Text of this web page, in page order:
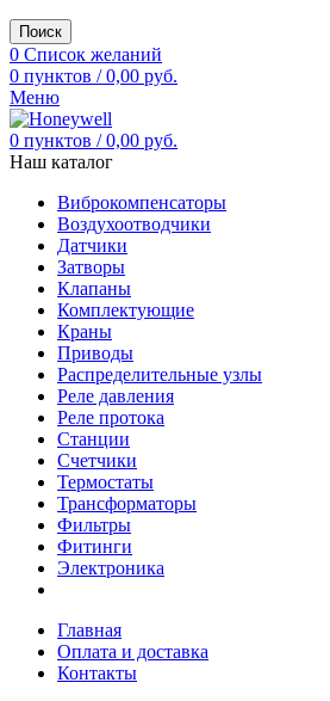
Поиск
0 Список желаний
0 пунктов / 0,00 руб.
Меню
0 пунктов / 0,00 руб.
Наш каталог
Виброкомпенсаторы
Воздухоотводчики
Датчики
Затворы
Клапаны
Комплектующие
Краны
Приводы
Распределительные узлы
Реле давления
Реле протока
Станции
Счетчики
Термостаты
Трансформаторы
Фильтры
Фитинги
Электроника
Главная
Оплата и доставка
Контакты